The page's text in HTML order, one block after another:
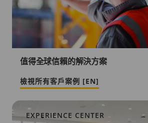
值得全球信賴的解決方案
檢視所有客戶案例 [EN]
EXPERIENCE CENTER